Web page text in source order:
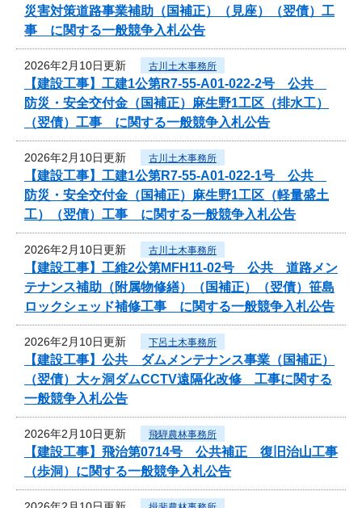
災害対策道路事業補助（国補正）（見座）（翌債）工
事 に関する一般競争入札公告
2026年2月10日更新 古川土木事務所
【建設工事】工建1公第R7-55-A01-022-2号 公共
防災・安全交付金（国補正）麻生野1工区（排水工）
（翌債）工事 に関する一般競争入札公告
2026年2月10日更新 古川土木事務所
【建設工事】工建1公第R7-55-A01-022-1号 公共
防災・安全交付金（国補正）麻生野1工区（軽量盛土
工）（翌債）工事 に関する一般競争入札公告
2026年2月10日更新 古川土木事務所
【建設工事】工維2公第MFH11-02号 公共 道路メン
テナンス補助（附属物修繕）（国補正）（翌債）笹島
ロックシェッド補修工事 に関する一般競争入札公告
2026年2月10日更新 下呂土木事務所
【建設工事】公共 ダムメンテナンス事業（国補正）
（翌債）大ヶ洞ダムCCTV遠隔化改修 工事に関する
一般競争入札公告
2026年2月10日更新 飛騨農林事務所
【建設工事】飛治第0714号 公共補正 復旧治山工事
（歩洞）に関する一般競争入札公告